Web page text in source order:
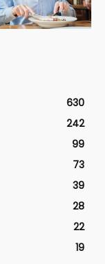
630
242
99
73
39
28
22
19